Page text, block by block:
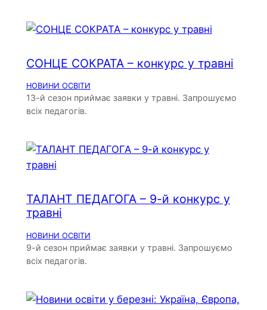
СОНЦЕ СОКРАТА – конкурс у травні
НОВИНИ ОСВІТИ
13-й сезон приймає заявки у травні. Запрошуємо
всіх педагогів.
ТАЛАНТ ПЕДАГОГА – 9-й конкурс у
травні
НОВИНИ ОСВІТИ
9-й сезон приймає заявки у травні. Запрошуємо
всіх педагогів.